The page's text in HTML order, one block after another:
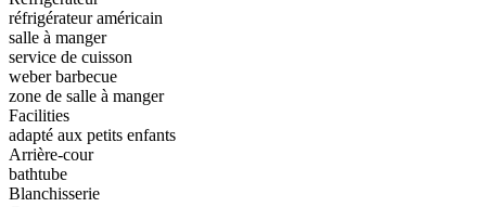
réfrigérateur américain
salle à manger
service de cuisson
weber barbecue
zone de salle à manger
Facilities
adapté aux petits enfants
Arrière-cour
bathtube
Blanchisserie